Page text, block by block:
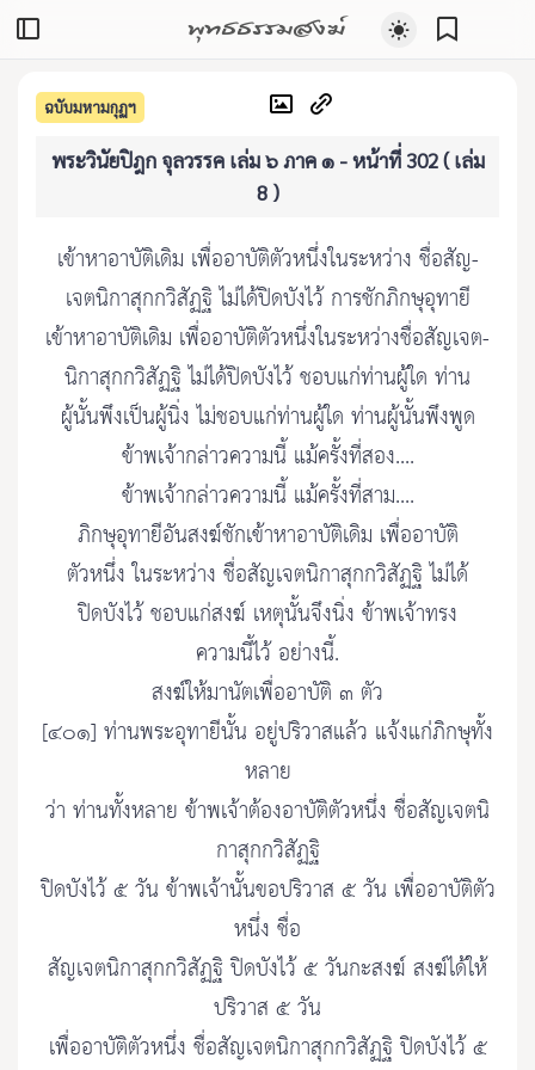
พุทธธรรมสงฆ์
ฉบับมหามกุฏฯ
พระวินัยปิฎก จุลวรรค เล่ม ๖ ภาค ๑ - หน้าที่ 302 ( เล่ม
8 )
เข้าหาอาบัติเดิม เพื่ออาบัติตัวหนึ่งในระหว่าง ชื่อสัญ-
เจตนิกาสุกกวิสัฏฐิ ไม่ได้ปิดบังไว้ การชักภิกษุอุทายี
เข้าหาอาบัติเดิม เพื่ออาบัติตัวหนึ่งในระหว่างชื่อสัญเจต-
นิกาสุกกวิสัฏฐิ ไม่ได้ปิดบังไว้ ชอบแก่ท่านผู้ใด ท่าน
ผู้นั้นพึงเป็นผู้นิ่ง ไม่ชอบแก่ท่านผู้ใด ท่านผู้นั้นพึงพูด
ข้าพเจ้ากล่าวความนี้ แม้ครั้งที่สอง....
ข้าพเจ้ากล่าวความนี้ แม้ครั้งที่สาม....
ภิกษุอุทายีอันสงฆ์ชักเข้าหาอาบัติเดิม เพื่ออาบัติ
ตัวหนึ่ง ในระหว่าง ชื่อสัญเจตนิกาสุกกวิสัฏฐิ ไม่ได้
ปิดบังไว้ ชอบแก่สงฆ์ เหตุนั้นจึงนิ่ง ข้าพเจ้าทรง
ความนี้ไว้ อย่างนี้.
สงฆ์ให้มานัตเพื่ออาบัติ ๓ ตัว
[๔๐๑] ท่านพระอุทายีนั้น อยู่ปริวาสแล้ว แจ้งแก่ภิกษุทั้ง
หลาย
ว่า ท่านทั้งหลาย ข้าพเจ้าต้องอาบัติตัวหนึ่ง ชื่อสัญเจตนิ
กาสุกกวิสัฏฐิ
ปิดบังไว้ ๕ วัน ข้าพเจ้านั้นขอปริวาส ๕ วัน เพื่ออาบัติตัว
หนึ่ง ชื่อ
สัญเจตนิกาสุกกวิสัฏฐิ ปิดบังไว้ ๕ วันกะสงฆ์ สงฆ์ได้ให้
ปริวาส ๕ วัน
เพื่ออาบัติตัวหนึ่ง ชื่อสัญเจตนิกาสุกกวิสัฏฐิ ปิดบังไว้ ๕